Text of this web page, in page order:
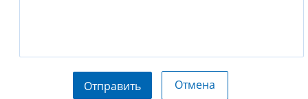
Отправить Отмена